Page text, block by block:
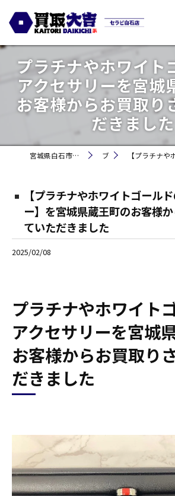
プラチナやホワイト
アクセサリーを宮城
お客様からお買取り
だきました
宮城県白石市の買取なら買取大吉セラビ白石店 ブログ 【プラチナやホワイトゴールドのアクセ
【プラチナやホワイトゴール
ー】を宮城県蔵王町のお客様
ていただきました
2025/02/08
プラチナやホワイト
アクセサリーを宮城
お客様からお買取り
だきました